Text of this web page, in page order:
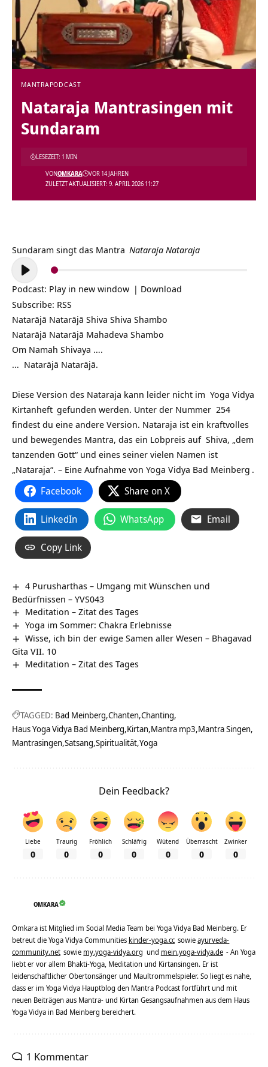
MANTRAPODCAST
Nataraja Mantrasingen mit
Sundaram
ZULETZT AKTUALISIERT: 9. APRIL 2026 11:27
VONOMKARA VOR 14 JAHREN
LESEZEIT: 1 MIN
Sundaram singt das Mantra Nataraja Nataraja
Audio-
Player
Podcast: Play in new window | Download
Subscribe: RSS
Natarājā Natarājā Shiva Shiva Shambo
Natarājā Natarājā Mahadeva Shambo
Om Namah Shivaya ….
… Natarājā Natarājā.
Diese Version des Nataraja kann leider nicht im Yoga Vidya
Kirtanheft gefunden werden. Unter der Nummer 254
findest du eine andere Version. Nataraja ist ein kraftvolles
und bewegendes Mantra, das ein Lobpreis auf Shiva, „dem
tanzenden Gott“ und eines seiner vielen Namen ist
„Nataraja“. – Eine Aufnahme von Yoga Vidya Bad Meinberg .
Facebook Share on X
LinkedIn WhatsApp Email
Copy Link
4 Purusharthas – Umgang mit Wünschen und
Bedürfnissen – YVS043
Meditation – Zitat des Tages
Yoga im Sommer: Chakra Erlebnisse
Wisse, ich bin der ewige Samen aller Wesen – Bhagavad
Gita VII. 10
Meditation – Zitat des Tages
TAGGED: Bad Meinberg Chanten Chanting
Haus Yoga Vidya Bad Meinberg Kirtan Mantra mp3 Mantra Singen
Mantrasingen Satsang Spiritualität Yoga
Dein Feedback?
Liebe
0
Traurig
0
Fröhlich
0
Schläfrig
0
Wütend
0
Überrascht
0
Zwinker
0
OMKARA
Omkara ist Mitglied im Social Media Team bei Yoga Vidya Bad Meinberg. Er
betreut die Yoga Vidya Communities kinder-yoga.cc sowieayurveda-
community.net sowie my.yoga-vidya.org und mein.yoga-vidya.de - An Yoga
liebt er vor allem Bhakti-Yoga, Meditation und Kirtansingen. Er ist
leidenschaftlicher Obertonsänger und Maultrommelspieler. So liegt es nahe,
dass er im Yoga Vidya Hauptblog den Mantra Podcast fortführt und mit
neuen Beiträgen aus Mantra- und Kirtan Gesangsaufnahmen aus dem Haus
Yoga Vidya in Bad Meinberg bereichert.
1 Kommentar